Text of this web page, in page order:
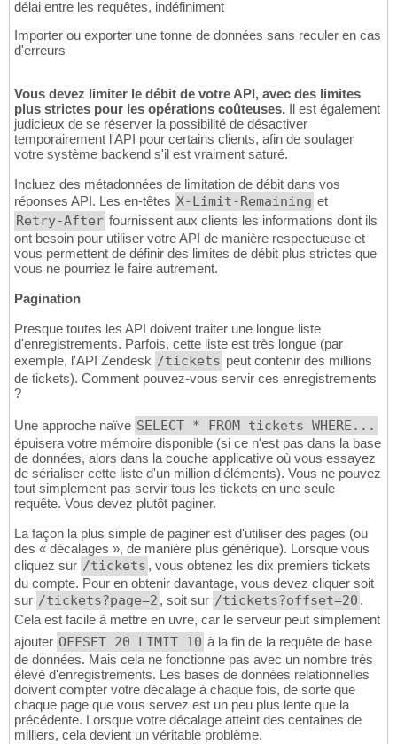
délai entre les requêtes, indéfiniment
Importer ou exporter une tonne de données sans reculer en cas
d'erreurs
Vous devez limiter le débit de votre API, avec des limites
plus strictes pour les opérations coûteuses. Il est également
judicieux de se réserver la possibilité de désactiver
temporairement l'API pour certains clients, afin de soulager
votre système backend s'il est vraiment saturé.
Incluez des métadonnées de limitation de débit dans vos
réponses API. Les en-têtes X-Limit-Remaining et
Retry-After fournissent aux clients les informations dont ils
ont besoin pour utiliser votre API de manière respectueuse et
vous permettent de définir des limites de débit plus strictes que
vous ne pourriez le faire autrement.
Pagination
Presque toutes les API doivent traiter une longue liste
d'enregistrements. Parfois, cette liste est très longue (par
exemple, l'API Zendesk /tickets peut contenir des millions
de tickets). Comment pouvez-vous servir ces enregistrements
?
Une approche naïve SELECT * FROM tickets WHERE...
épuisera votre mémoire disponible (si ce n'est pas dans la base
de données, alors dans la couche applicative où vous essayez
de sérialiser cette liste d'un million d'éléments). Vous ne pouvez
tout simplement pas servir tous les tickets en une seule
requête. Vous devez plutôt paginer.
La façon la plus simple de paginer est d'utiliser des pages (ou
des « décalages », de manière plus générique). Lorsque vous
cliquez sur /tickets , vous obtenez les dix premiers tickets
du compte. Pour en obtenir davantage, vous devez cliquer soit
sur /tickets?page=2 , soit sur /tickets?offset=20 .
Cela est facile à mettre en uvre, car le serveur peut simplement
ajouter OFFSET 20 LIMIT 10 à la fin de la requête de base
de données. Mais cela ne fonctionne pas avec un nombre très
élevé d'enregistrements. Les bases de données relationnelles
doivent compter votre décalage à chaque fois, de sorte que
chaque page que vous servez est un peu plus lente que la
précédente. Lorsque votre décalage atteint des centaines de
milliers, cela devient un véritable problème.